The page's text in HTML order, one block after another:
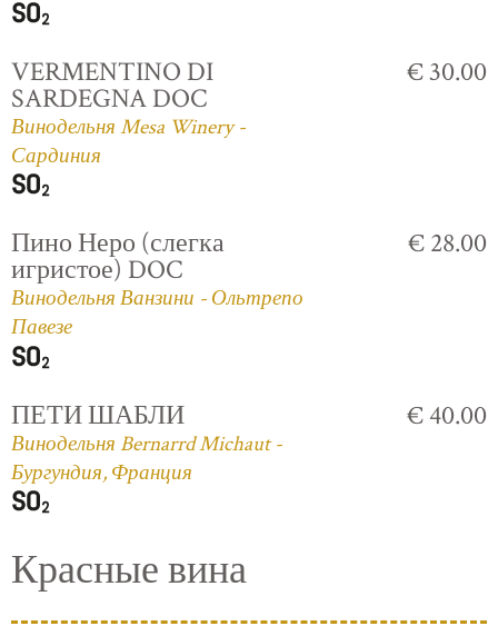
VERMENTINO DI
SARDEGNA DOC
Винодельня Mesa Winery -
Сардиния
€ 30.00
Пино Неро (слегка
игристое) DOC
Винодельня Ванзини - Ольтрепо
Павезе
€ 28.00
ПЕТИ ШАБЛИ
Винодельня Bernarrd Michaut -
Бургундия, Франция
€ 40.00
Красные вина